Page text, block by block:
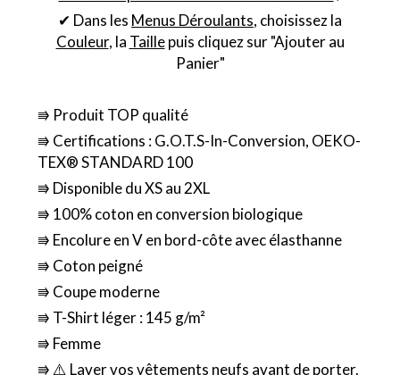
✔ Dans les Menus Déroulants, choisissez la
Couleur, la Taillepuis cliquez sur "Ajouter au
Panier"
⭆ Produit TOP qualité
⭆ Certifications : G.O.T.S-In-Conversion, OEKO-
TEX® STANDARD 100
⭆ Disponible du XS au 2XL
⭆ 100% coton en conversion biologique
⭆ Encolure en V en bord-côte avec élasthanne
⭆ Coton peigné
⭆ Coupe moderne
⭆ T-Shirt léger : 145 g/m²
⭆ Femme
⭆ ⚠️ Laver vos vêtements neufs avant de porter.